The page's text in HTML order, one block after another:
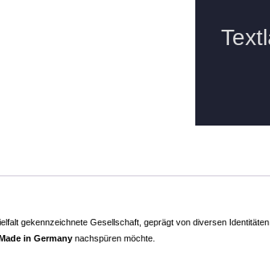
gekennzeichnete Gesellschaft, geprägt von diversen
in Germany nachspüren möchte.